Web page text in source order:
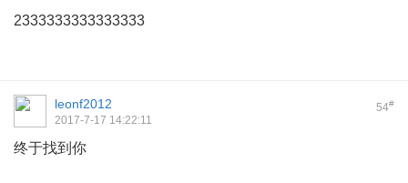
2333333333333333
54#
leonf2012
2017-7-17 14:22:11
终于找到你